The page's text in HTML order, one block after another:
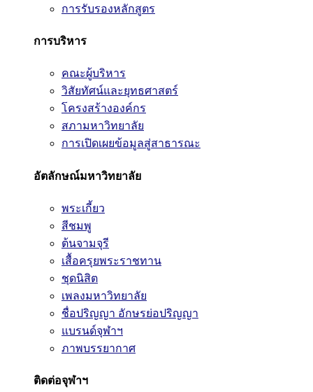
การรับรองหลักสูตร
การบริหาร
คณะผู้บริหาร
วิสัยทัศน์และยุทธศาสตร์
โครงสร้างองค์กร
สภามหาวิทยาลัย
การเปิดเผยข้อมูลสู่สาธารณะ
อัตลักษณ์มหาวิทยาลัย
พระเกี้ยว
สีชมพู
ต้นจามจุรี
เสื้อครุยพระราชทาน
ชุดนิสิต
เพลงมหาวิทยาลัย
ชื่อปริญญา อักษรย่อปริญญา
แบรนด์จุฬาฯ
ภาพบรรยากาศ
ติดต่อจุฬาฯ